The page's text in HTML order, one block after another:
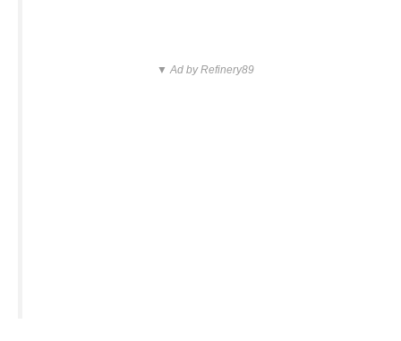
▼ Ad by Refinery89